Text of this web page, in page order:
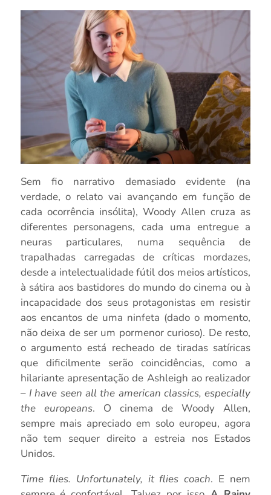
Sem fio narrativo demasiado evidente (na
verdade, o relato vai avançando em função de
cada ocorrência insólita), Woody Allen cruza as
diferentes personagens, cada uma entregue a
neuras particulares, numa sequência de
trapalhadas carregadas de críticas mordazes,
desde a intelectualidade fútil dos meios artísticos,
à sátira aos bastidores do mundo do cinema ou à
incapacidade dos seus protagonistas em resistir
aos encantos de uma ninfeta (dado o momento,
não deixa de ser um pormenor curioso). De resto,
o argumento está recheado de tiradas satíricas
que dificilmente serão coincidências, como a
hilariante apresentação de Ashleigh ao realizador
– I have seen all the american classics, especially
the europeans. O cinema de Woody Allen,
sempre mais apreciado em solo europeu, agora
não tem sequer direito a estreia nos Estados
Unidos.
Time flies. Unfortunately, it flies coach. E nem